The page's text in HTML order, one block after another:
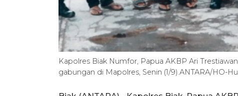
Kapolres Biak Numfor, Papua AKBP Ari
gabungan di Mapolres, Senin (1/9).ANTARA/HO-